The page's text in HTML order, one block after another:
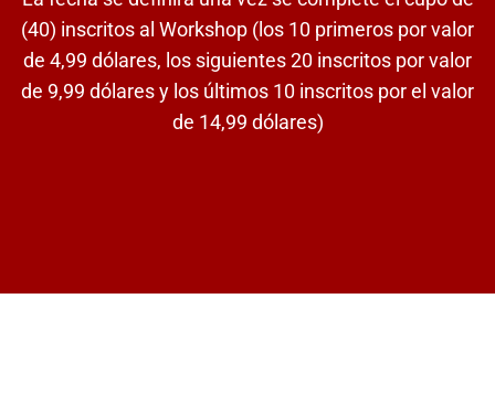
(40) inscritos al Workshop (los 10 primeros por valor
de 4,99 dólares, los siguientes 20 inscritos por valor
de 9,99 dólares y los últimos 10 inscritos por el valor
de 14,99 dólares)